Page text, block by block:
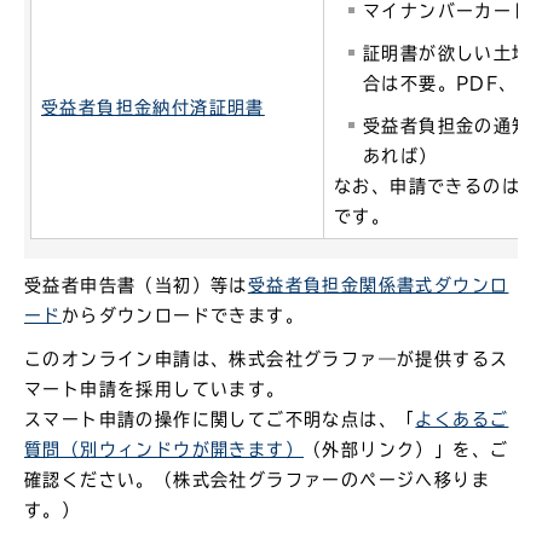
受益者負担金納付済証明書
マイナンバーカード
証明書が欲しい土
合は不要。PDF、
受益者負担金の通知
あれば）
なお、申請できるのは
です。
受益者申告書（当初）等は 受益者負担金関係書式ダウンロ
ード からダウンロードできます。
このオンライン申請は、株式会社グラファ―が提供するス
マート申請を採用しています。
スマート申請の操作に関してご不明な点は、「 よくあるご
質問（別ウィンドウが開きます）
（外部リンク）」を、ご
確認ください。（株式会社グラファーのページへ移りま
す。）